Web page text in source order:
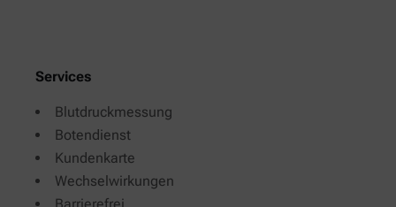
Services
Blutdruckmessung
Botendienst
Kundenkarte
Wechselwirkungen